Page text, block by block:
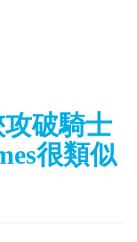
破騎士
很類似